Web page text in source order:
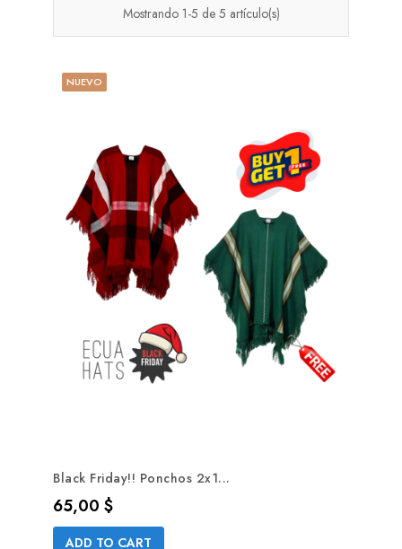
Mostrando 1-5 de 5 artículo(s)
NUEVO
Black Friday!! Ponchos 2x1...
Precio
65,00 $
ADD TO CART